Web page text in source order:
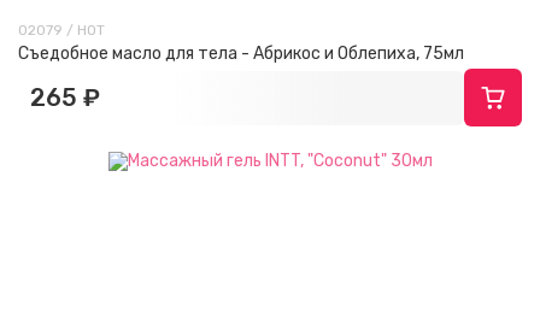
02079 / HOT
Съедобное масло для тела - Абрикос и Облепиха, 75мл
265 ₽